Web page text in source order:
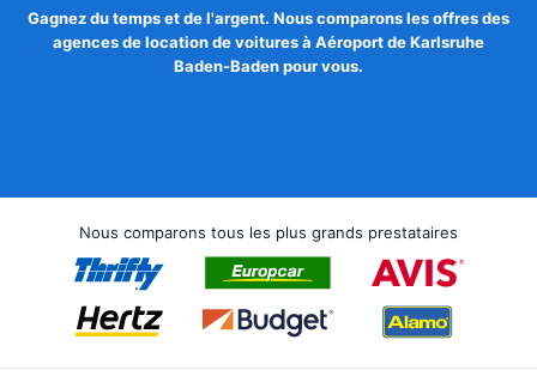
Gagnez du temps et de l'argent. Nous comparons les offres des
agences de location de voitures à Aéroport de Karlsruhe
Baden-Baden pour vous.
Nous comparons tous les plus grands prestataires